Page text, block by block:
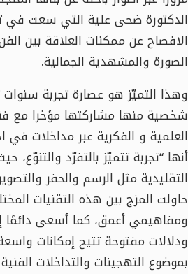
الدكتورة ضحى علية التي سعت في
الافصاح عن ممكنات العلاقة بين
الصورة والمشهدية الجمالية.
وهذا التميّز هو عصارة تجربة
شخصية منها مشاركتها مؤخرا مع
العلمية و الفكرية عبر مداخلات في
أنها “تجربة تتميّز بالتفرّد
التقليدية مثل الرسم والحفر
حاولت المزج بين هذه التقنيات
ومفاهيمي أعمق، كما أسعى دائمًا
ودلالات مفتوحة تتيح إمكانات
بموضوع التهجينات والتداخلات